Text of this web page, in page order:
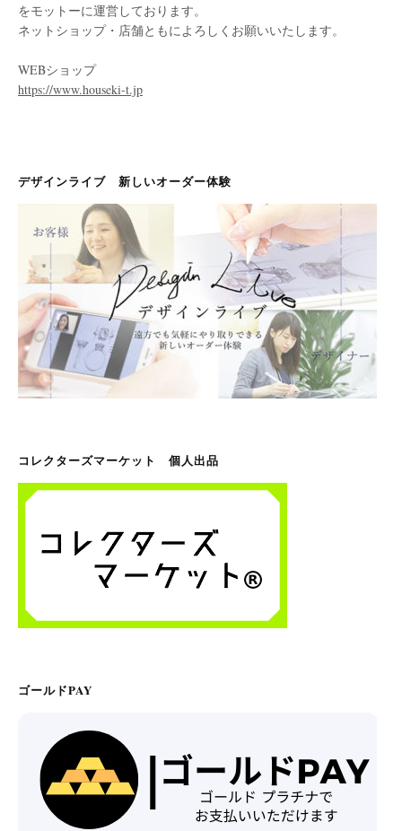
をモットーに運営しております。
ネットショップ・店舗ともによろしくお願いいたします。
WEBショップ
https://www.houseki-t.jp
デザインライブ 新しいオーダー体験
コレクターズマーケット 個人出品
ゴールドPAY